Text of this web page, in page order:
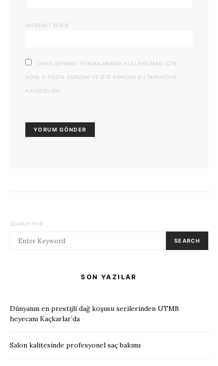
İNTERNET SITESI
DAHA SONRAKI YORUMLARIMDA KULLANILMASI IÇIN
ADIM, E-POSTA ADRESIM VE SITE ADRESIM BU TARAYICIYA
KAYDEDILSIN.
SEARCH FOR:
SEARCH
SON YAZILAR
Dünyanın en prestijli dağ koşusu serilerinden UTMB
heyecanı Kaçkarlar’da
Salon kalitesinde profesyonel saç bakımı